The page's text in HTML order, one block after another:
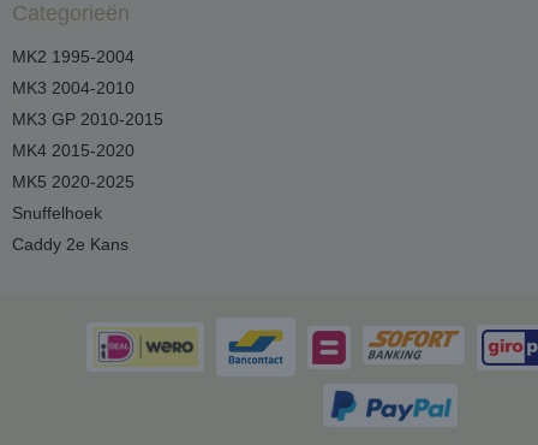
Categorieën
MK2 1995-2004
MK3 2004-2010
MK3 GP 2010-2015
MK4 2015-2020
MK5 2020-2025
Snuffelhoek
Caddy 2e Kans